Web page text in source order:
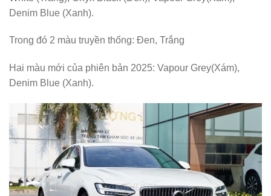
Denim Blue (Xanh).
Trong đó 2 màu truyền thống: Đen, Trắng
Hai màu mới của phiên bản 2025: Vapour Grey(Xám),
Denim Blue (Xanh).